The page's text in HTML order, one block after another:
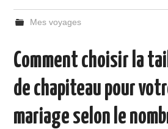
Mes voyages
Comment choisir la
de chapiteau pour
mariage selon le